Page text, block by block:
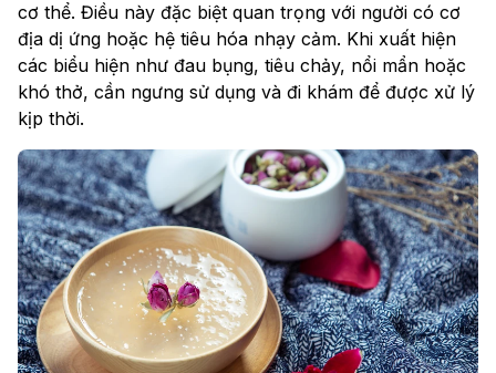
cơ thể. Điều này đặc biệt quan trọng với người có cơ
địa dị ứng hoặc hệ tiêu hóa nhạy cảm. Khi xuất hiện
các biểu hiện như đau bụng, tiêu chảy, nổi mẩn hoặc
khó thở, cần ngưng sử dụng và đi khám để được xử lý
kịp thời.